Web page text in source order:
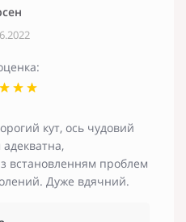
кут, ось чудовий
адекватна,
встановленням проблем
Дуже вдячний.